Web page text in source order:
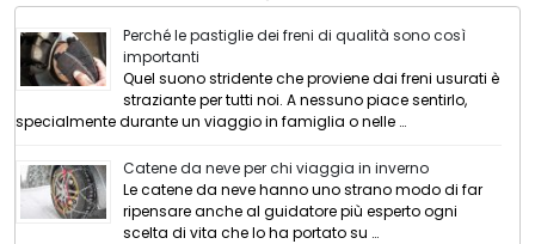
Perché le pastiglie dei freni di qualità sono così
importanti
Quel suono stridente che proviene dai freni usurati è
straziante per tutti noi. A nessuno piace sentirlo,
specialmente durante un viaggio in famiglia o nelle …
Catene da neve per chi viaggia in inverno
Le catene da neve hanno uno strano modo di far
ripensare anche al guidatore più esperto ogni
scelta di vita che lo ha portato su …